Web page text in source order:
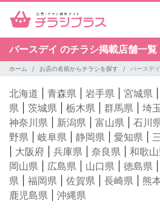
バースデイ のチラシ掲載店舗一覧
ホーム お店の名前からチラシを探す バースデイ
北海道 青森県 岩手県 宮城県
県
茨城県 栃木県 群馬県 埼
神奈川県
新潟県 富山県 石川
野県
岐阜県 静岡県 愛知県
大阪府 兵庫県 奈良県 和歌
岡山県
広島県 山口県 徳島県
県
福岡県 佐賀県 長崎県 熊
鹿児島県
沖縄県